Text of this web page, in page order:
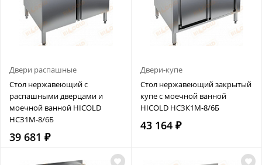
Двери распашные
Стол нержавеющий с
распашными дверцами и
моечной ванной HICOLD
НСЗ1М-8/6Б
39 681 ₽
Двери-купе
Стол нержавеющий закрытый
купе с моечной ванной
HICOLD НСЗК1М-8/6Б
43 164 ₽